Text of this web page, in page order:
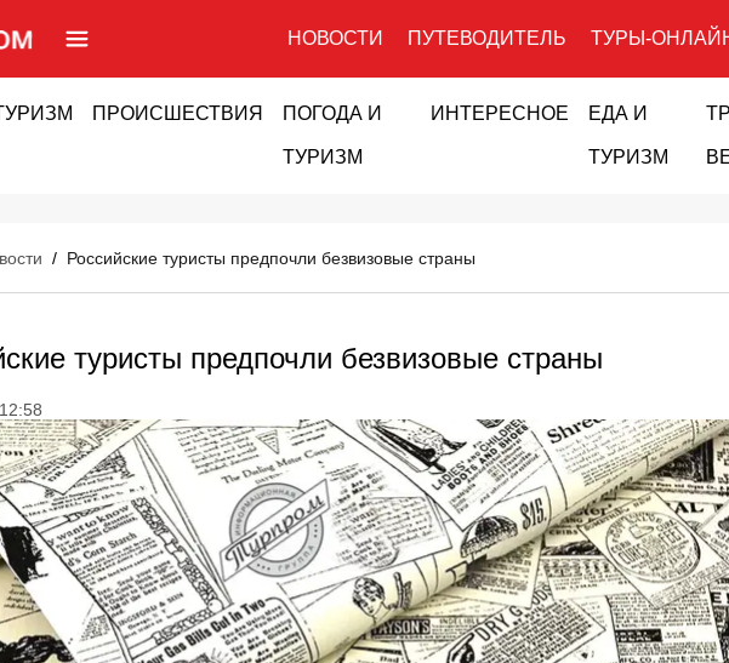
НОВОСТИ ПУТЕВОДИТЕЛЬ ТУРЫ-
ПРОИСШЕСТВИЯ ПОГОДА И
ТУРИЗМ
ИНТЕРЕСНОЕ ЕДА И
ТУРИЗМ
/ Российские туристы предпочли безвизовые страны
туристы предпочли безвизовые страны